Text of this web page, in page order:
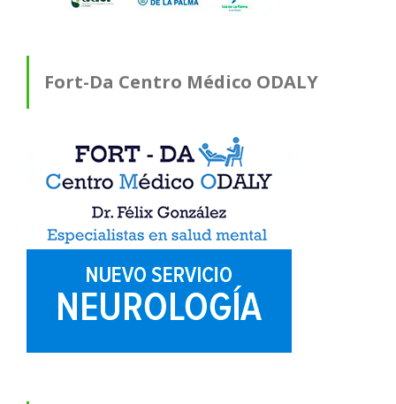
Fort-Da Centro Médico ODALY